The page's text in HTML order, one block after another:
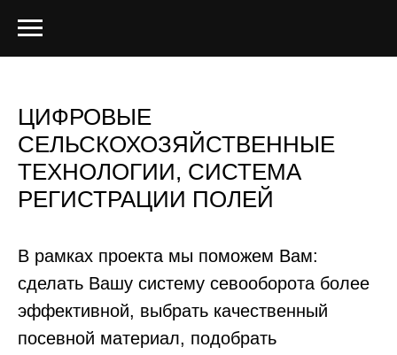
ЦИФРОВЫЕ
СЕЛЬСКОХОЗЯЙСТВЕННЫЕ
ТЕХНОЛОГИИ, СИСТЕМА
РЕГИСТРАЦИИ ПОЛЕЙ
В рамках проекта мы поможем Вам:
сделать Вашу систему севооборота более
эффективной, выбрать качественный
посевной материал, подобрать